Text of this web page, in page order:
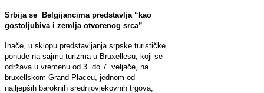
Srbija se Belgijancima predstavlja “kao
gostoljubiva i zemlja otvorenog srca”
Inače, u sklopu predstavljanja srpske turističke
ponude na sajmu turizma u Bruxellesu, koji se
održava u vremenu od 3. do 7. veljače, na
bruxellskom Grand Placeu, jednom od
najljepših baroknih srednjovjekovnih trgova,